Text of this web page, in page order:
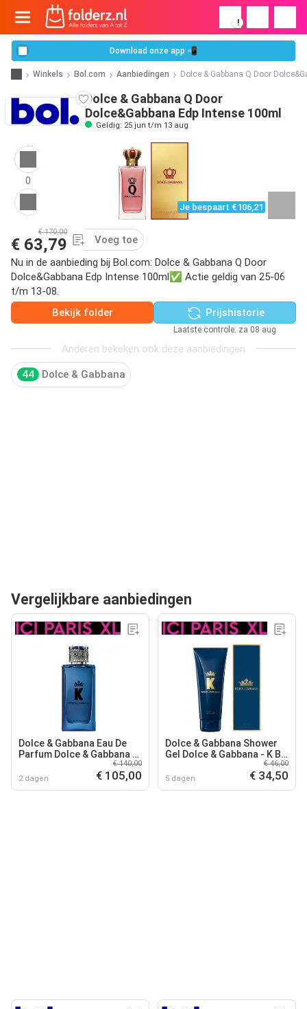
!
Download onze app 📲
Winkels Bol.com Aanbiedingen Dolce & Gabbana Q Door
Dolce & Gabbana Q Door
Dolce&Gabbana Edp Intense 100ml
Geldig: 25 jun t/m 13 aug
0
Je bespaart €106,21
€ 170,00
€ 63,79
Voeg toe
Nu in de aanbieding bij Bol.com: Dolce & Gabbana Q Door
Dolce&Gabbana Edp Intense 100ml✅ Actie geldig van 25-06
t/m 13-08.
Bekijk folder
Prijshistorie
Laatste controle: za 08 aug
Anderen bekeken ook deze aanbiedingen
44 Dolce & Gabbana
Vergelijkbare aanbiedingen
Dolce & Gabbana Eau De
Parfum Dolce & Gabbana -
K By Dolce&gabbana Eau
De Parfum
2 dagen
€ 140,00
€ 105,00
Dolce & Gabbana Shower
Gel Dolce & Gabbana - K By
Dolce&gabbana Shower
Gel - 200 ML
5 dagen
€ 46,00
€ 34,50